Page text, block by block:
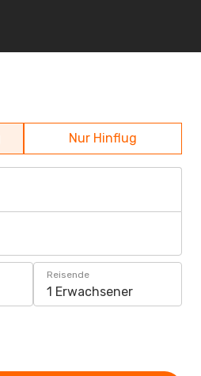
Nur Hinflug
Reisende
1 Erwachsener